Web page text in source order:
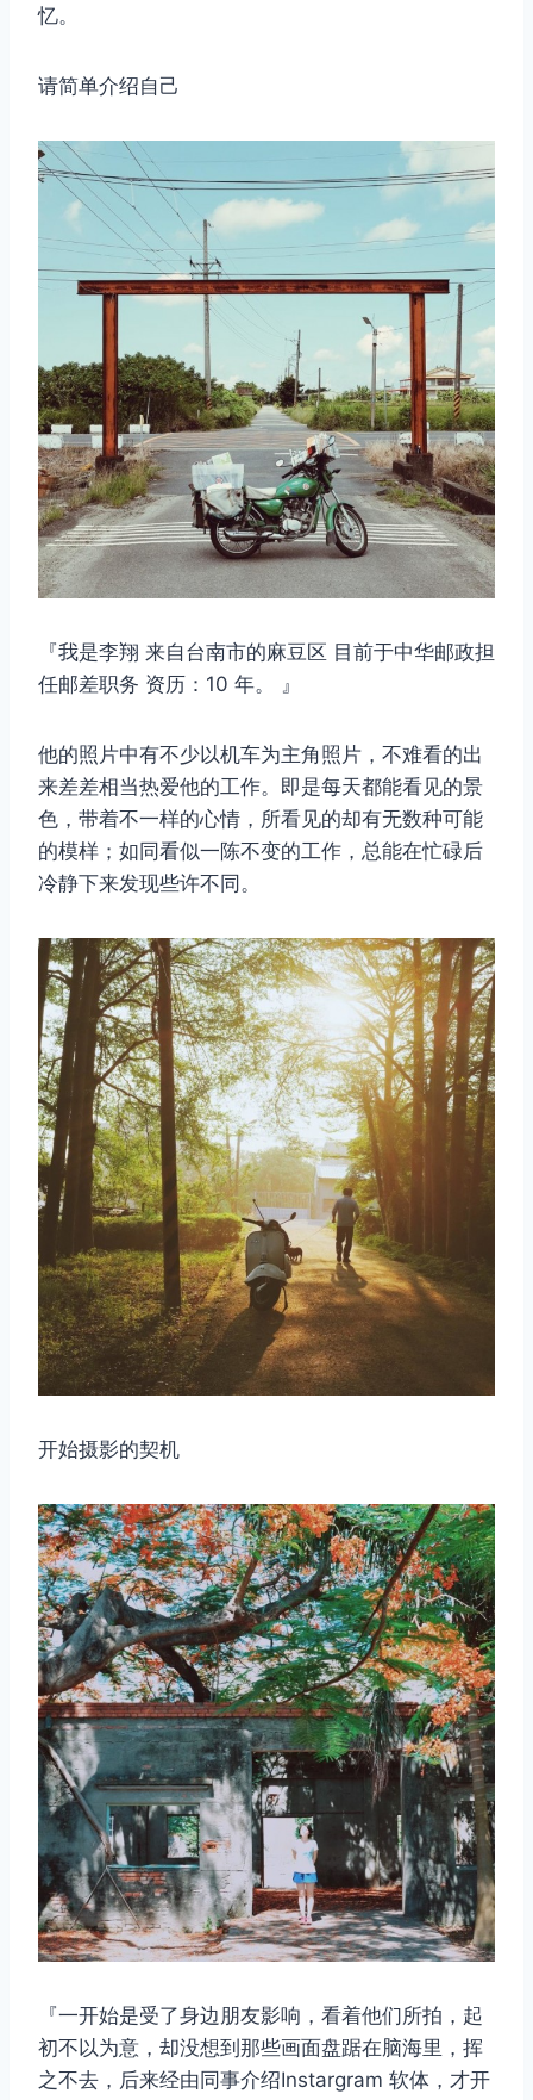
忆。
请简单介绍自己
『我是李翔 来自台南市的麻豆区 目前于中华邮政担
任邮差职务 资历：10 年。 』
他的照片中有不少以机车为主角照片，不难看的出
来差差相当热爱他的工作。即是每天都能看见的景
色，带着不一样的心情，所看见的却有无数种可能
的模样；如同看似一陈不变的工作，总能在忙碌后
冷静下来发现些许不同。
开始摄影的契机
『一开始是受了身边朋友影响，看着他们所拍，起
初不以为意，却没想到那些画面盘踞在脑海里，挥
之不去，后来经由同事介绍Instargram 软体，才开